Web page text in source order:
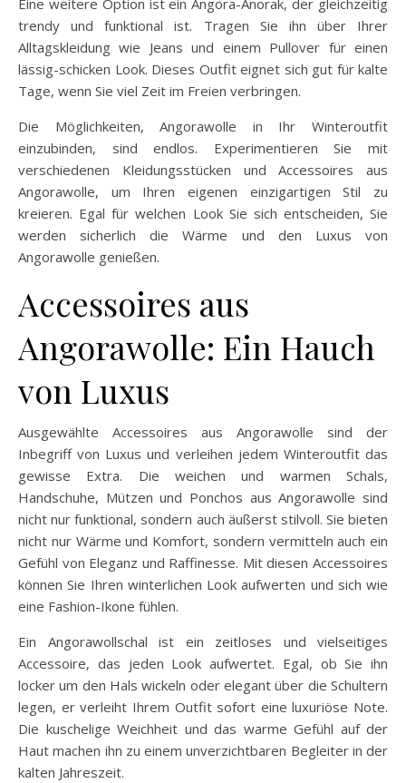
Eine weitere Option ist ein Angora-Anorak, der gleichzeitig
trendy und funktional ist. Tragen Sie ihn über Ihrer
Alltagskleidung wie Jeans und einem Pullover für einen
lässig-schicken Look. Dieses Outfit eignet sich gut für kalte
Tage, wenn Sie viel Zeit im Freien verbringen.
Die Möglichkeiten, Angorawolle in Ihr Winteroutfit
einzubinden, sind endlos. Experimentieren Sie mit
verschiedenen Kleidungsstücken und Accessoires aus
Angorawolle, um Ihren eigenen einzigartigen Stil zu
kreieren. Egal für welchen Look Sie sich entscheiden, Sie
werden sicherlich die Wärme und den Luxus von
Angorawolle genießen.
Accessoires aus
Angorawolle: Ein Hauch
von Luxus
Ausgewählte Accessoires aus Angorawolle sind der
Inbegriff von Luxus und verleihen jedem Winteroutfit das
gewisse Extra. Die weichen und warmen Schals,
Handschuhe, Mützen und Ponchos aus Angorawolle sind
nicht nur funktional, sondern auch äußerst stilvoll. Sie bieten
nicht nur Wärme und Komfort, sondern vermitteln auch ein
Gefühl von Eleganz und Raffinesse. Mit diesen Accessoires
können Sie Ihren winterlichen Look aufwerten und sich wie
eine Fashion-Ikone fühlen.
Ein Angorawollschal ist ein zeitloses und vielseitiges
Accessoire, das jeden Look aufwertet. Egal, ob Sie ihn
locker um den Hals wickeln oder elegant über die Schultern
legen, er verleiht Ihrem Outfit sofort eine luxuriöse Note.
Die kuschelige Weichheit und das warme Gefühl auf der
Haut machen ihn zu einem unverzichtbaren Begleiter in der
kalten Jahreszeit.